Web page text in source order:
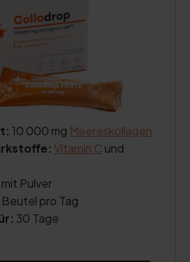
10 000 mg Meereskollagen
Vitamin C und
Pulver
Beutel pro Tag
30 Tage